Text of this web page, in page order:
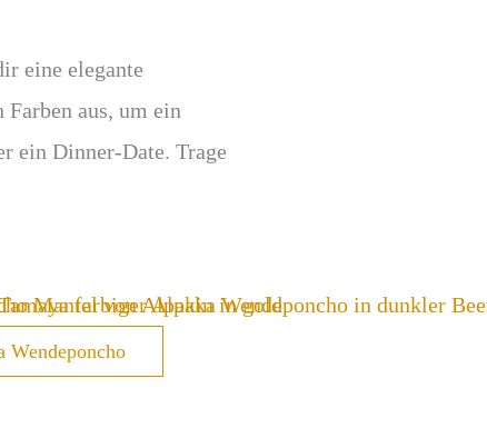
eine elegante
aus, um ein
ein Dinner-Date. Trage